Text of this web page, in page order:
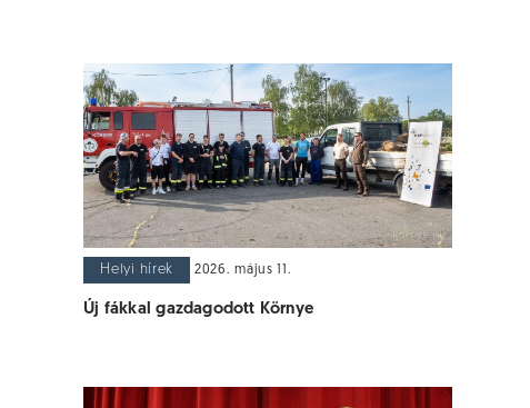
Helyi hírek 2026. május 11.
Új fákkal gazdagodott Környe